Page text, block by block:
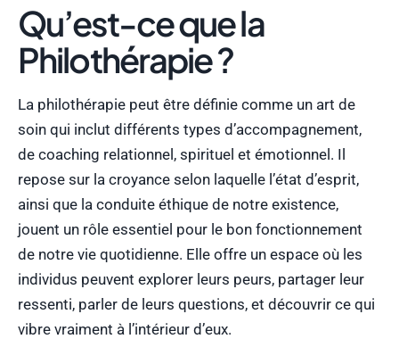
Qu’est-ce que la
Philothérapie ?
La philothérapie peut être définie comme un art de
soin qui inclut différents types d’accompagnement,
de coaching relationnel, spirituel et émotionnel. Il
repose sur la croyance selon laquelle l’état d’esprit,
ainsi que la conduite éthique de notre existence,
jouent un rôle essentiel pour le bon fonctionnement
de notre vie quotidienne. Elle offre un espace où les
individus peuvent explorer leurs peurs, partager leur
ressenti, parler de leurs questions, et découvrir ce qui
vibre vraiment à l’intérieur d’eux.